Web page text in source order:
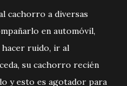
cachorro a diversas
en automóvil,
ruido, ir al
su cachorro recién
y esto es agotador para